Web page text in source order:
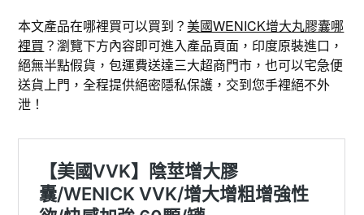
本文產品在哪裡買可以買到？美國WENICK增大丸膠囊哪
裡買 ？瀏覽下方內容即可進入產品頁面，印度原裝進口，
絕無半點假貨，包運費送達三大超商門市，也可以宅急便
送貨上門，全程提供絕密隱私保護，交到您手裡絕不外
泄！